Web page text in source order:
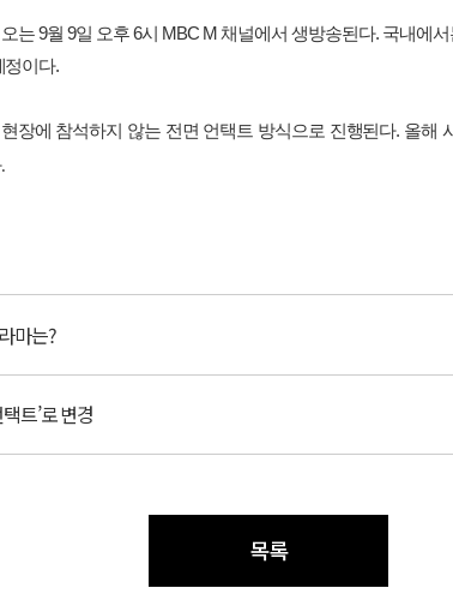
오는9월 9일 오후6시 MBC M 채널에서 생방송된다. 국내에서
정이다.
현장에 참석하지 않는 전면 언택트 방식으로 진행된다. 올해
.
마는?
트’로 변경
목록